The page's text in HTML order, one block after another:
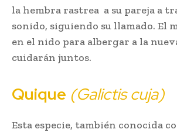
la hembra rastrea a su pareja a
sonido, siguiendo su llamado. El
en el nido para albergar a la
cuidarán juntos.
Quique (Galictis cuja)
Esta especie, también conocida